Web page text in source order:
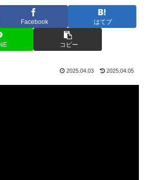
Facebook はてブ
コピー
2025.04.03 2025.04.05